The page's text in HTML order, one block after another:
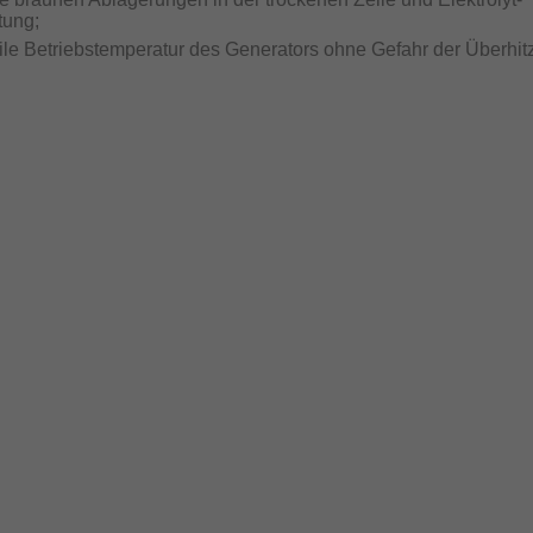
Betriebstemperatur des Generators ohne Gefahr der